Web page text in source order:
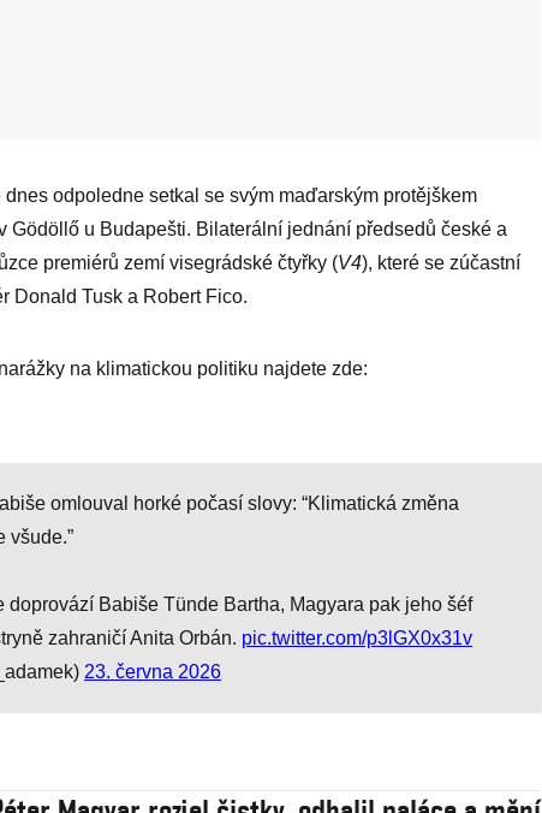
odpoledne setkal se svým maďarským protějškem
Gödöllő u Budapešti. Bilaterální jednání předsedů české a
premiérů zemí visegrádské čtyřky (V4), které se zúčastní
Donald Tusk a Robert Fico.
na klimatickou politiku najdete zde:
omlouval horké počasí slovy: “Klimatická změna
všude.”
doprovází Babiše Tünde Bartha, Magyara pak jeho šéf
zahraničí Anita Orbán. pic.twitter.com/p3lGX0x31v
23. června 2026